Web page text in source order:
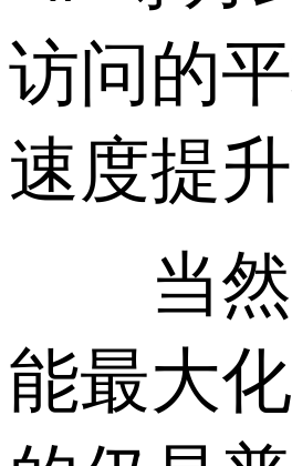
访问的
速度提
当然，
能最大